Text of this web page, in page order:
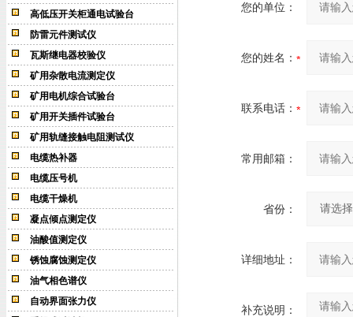
高低压开关柜通电试验台
防雷元件测试仪
瓦斯继电器校验仪
矿用杂散电流测定仪
矿用电机综合试验台
矿用开关插件试验台
矿用轨缝接触电阻测试仪
电缆热补器
电缆压号机
电缆干燥机
凝点倾点测定仪
油酸值测定仪
锈蚀腐蚀测定仪
油气相色谱仪
自动界面张力仪
您的单位：
您的姓名：
联系电话：
常用邮箱：
省份：
详细地址：
补充说明：